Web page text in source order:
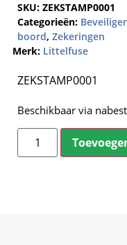
SKU: ZEKSTAMP0001
Categorieën:
boord, Zekeringen
Merk: Littelfuse
ZEKSTAMP0001
Beschikbaar via